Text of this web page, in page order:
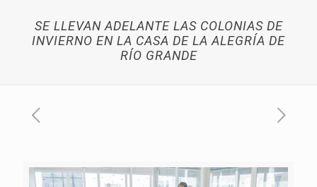
SE LLEVAN ADELANTE LAS COLONIAS DE
INVIERNO EN LA CASA DE LA ALEGRÍA DE
RÍO GRANDE